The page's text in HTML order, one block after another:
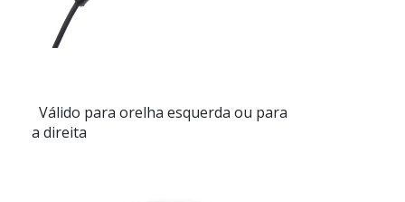
Válido para orelha esquerda ou para
a direita